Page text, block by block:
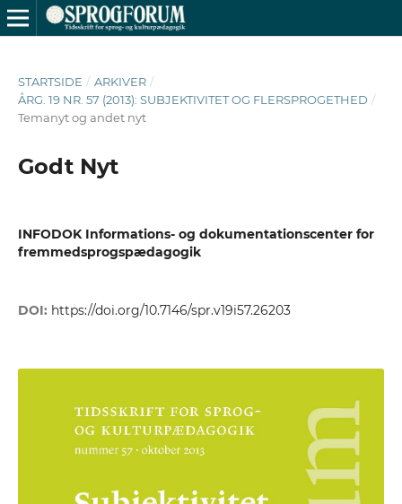
STARTSIDE / ARKIVER /
ÅRG. 19 NR. 57 (2013): SUBJEKTIVITET OG FLERSPROGETHED /
Temanyt og andet nyt
Godt Nyt
INFODOK Informations- og dokumentationscenter for
fremmedsprogspædagogik
DOI: https://doi.org/10.7146/spr.v19i57.26203